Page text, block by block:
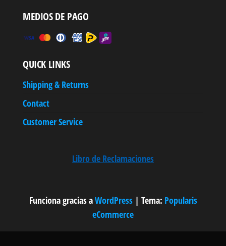
MEDIOS DE PAGO
QUICK LINKS
Shipping & Returns
Contact
Customer Service
Libro de Reclamaciones
Funciona gracias aWordPress | Tema: Popularis
eCommerce